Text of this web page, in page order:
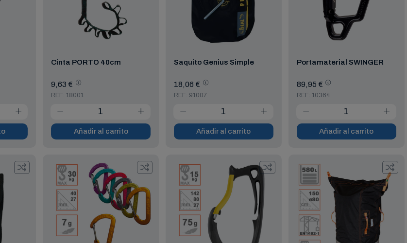
Cinta PORTO 40cm
9,63 €
REF: 18001
Añadir al carrito
Saquito Genius Simple
18,06 €
REF: 91007
Añadir al carrito
Portamaterial SWINGER
89,95 €
REF: 10364
Añadir al carrito